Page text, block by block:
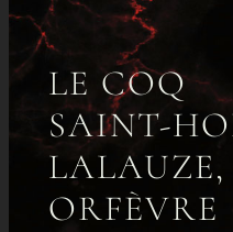
LE COQ
SAINT-
ORFÈVRE